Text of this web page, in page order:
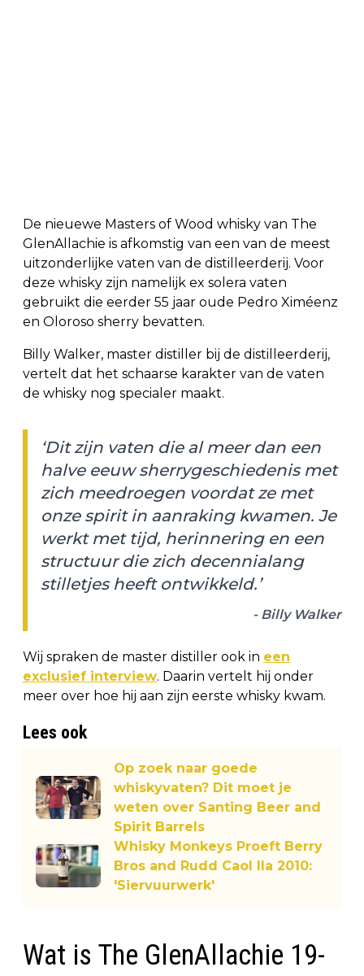
De nieuewe Masters of Wood whisky van The
GlenAllachie is afkomstig van een van de meest
uitzonderlijke vaten van de distilleerderij. Voor
deze whisky zijn namelijk ex solera vaten
gebruikt die eerder 55 jaar oude Pedro Ximéenz
en Oloroso sherry bevatten.
Billy Walker, master distiller bij de distilleerderij,
vertelt dat het schaarse karakter van de vaten
de whisky nog specialer maakt.
‘Dit zijn vaten die al meer dan een
halve eeuw sherrygeschiedenis met
zich meedroegen voordat ze met
onze spirit in aanraking kwamen. Je
werkt met tijd, herinnering en een
structuur die zich decennialang
stilletjes heeft ontwikkeld.’
- Billy Walker
Wij spraken de master distiller ook in een
exclusief interview. Daarin vertelt hij onder
meer over hoe hij aan zijn eerste whisky kwam.
Lees ook
Op zoek naar goede
whiskyvaten? Dit moet je
weten over Santing Beer and
Spirit Barrels
Whisky Monkeys Proeft Berry
Bros and Rudd Caol Ila 2010:
'Siervuurwerk'
Wat is The GlenAllachie 19-